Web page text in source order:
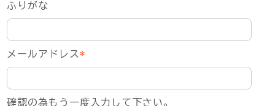
ふりがな
メールアドレス*
確認の為もう一度入力して下さい。